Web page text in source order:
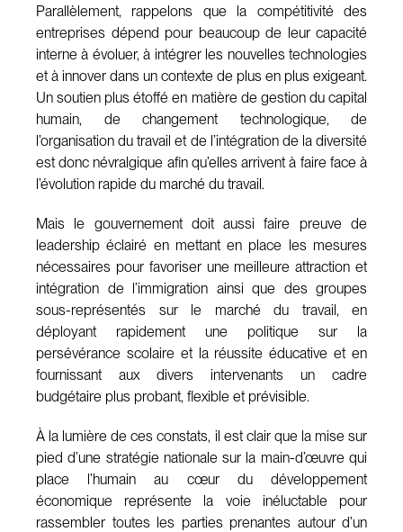
Parallèlement, rappelons que la compétitivité des
entreprises dépend pour beaucoup de leur capacité
interne à évoluer, à intégrer les nouvelles technologies
et à innover dans un contexte de plus en plus exigeant.
Un soutien plus étoffé en matière de gestion du capital
humain, de changement technologique, de
l’organisation du travail et de l’intégration de la diversité
est donc névralgique afin qu’elles arrivent à faire face à
l’évolution rapide du marché du travail.
Mais le gouvernement doit aussi faire preuve de
leadership éclairé en mettant en place les mesures
nécessaires pour favoriser une meilleure attraction et
intégration de l’immigration ainsi que des groupes
sous-représentés sur le marché du travail, en
déployant rapidement une politique sur la
persévérance scolaire et la réussite éducative et en
fournissant aux divers intervenants un cadre
budgétaire plus probant, flexible et prévisible.
À la lumière de ces constats, il est clair que la mise sur
pied d’une stratégie nationale sur la main-d’œuvre qui
place l’humain au cœur du développement
économique représente la voie inéluctable pour
rassembler toutes les parties prenantes autour d’un